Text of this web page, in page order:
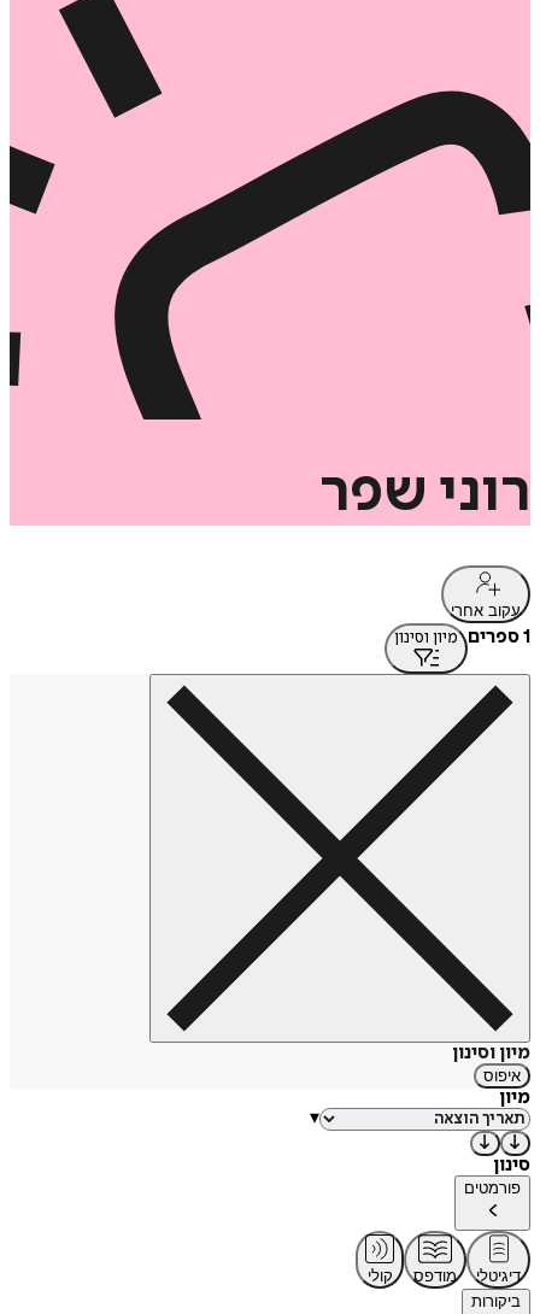
רוני שפר
עקוב אחרי
1 ספרים מיון וסינון
מיון וסינון
איפוס
מיון
▾
סינון
פורמטים
דיגיטלי מודפס
קולי
ביקורות